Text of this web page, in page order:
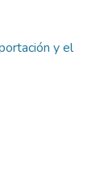
y el